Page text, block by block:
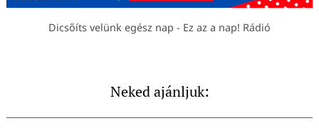
Dicsőíts velünk egész nap - Ez az a nap! Rádió
Neked ajánljuk: